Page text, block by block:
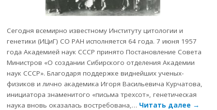
Сегодня всемирно известному Институту цитологии и
генетики (ИЦиГ) СО РАН исполняется 64 года. 7 июня 1957
года Академией наук СССР принято Постановление Совета
Министров «О создании Сибирского отделения Академии
наук СССР». Благодаря поддержке виднейших ученых-
физиков и лично академика Игоря Васильевича Курчатова,
инициатора знаменитого «письма трехсот», генетическая
наука вновь оказалась востребована,… Читать далее →